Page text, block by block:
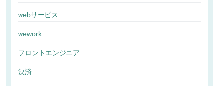
webサービス
wework
フロントエンジニア
決済